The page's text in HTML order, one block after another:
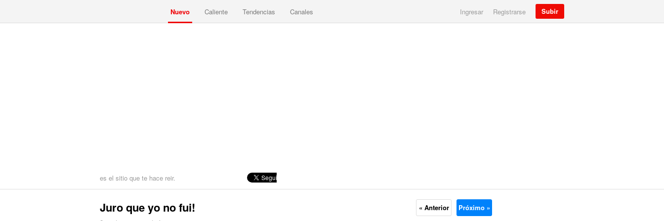
Nuevo Caliente Tendencias Canales Ingresar Registrarse Subir
es el sitio que te hace reir.
Juro que yo no fui! « Anterior Próximo »